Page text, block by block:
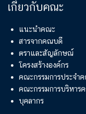
เกี่ยวกับคณะ
แนะนำคณะ
สารจากคณบดี
ตราและสัญลักษณ์
โครงสร้างองค์กร
คณะกรรมการประจำ
คณะกรรมการบริหาร
บุคลากร